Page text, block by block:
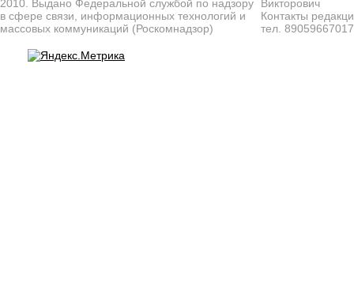
2010. Выдано Федеральной службой по надзору
в сфере связи, информационных технологий и
массовых коммуникаций (Роскомнадзор)
Викторович
Контакты
тел. 89059667017